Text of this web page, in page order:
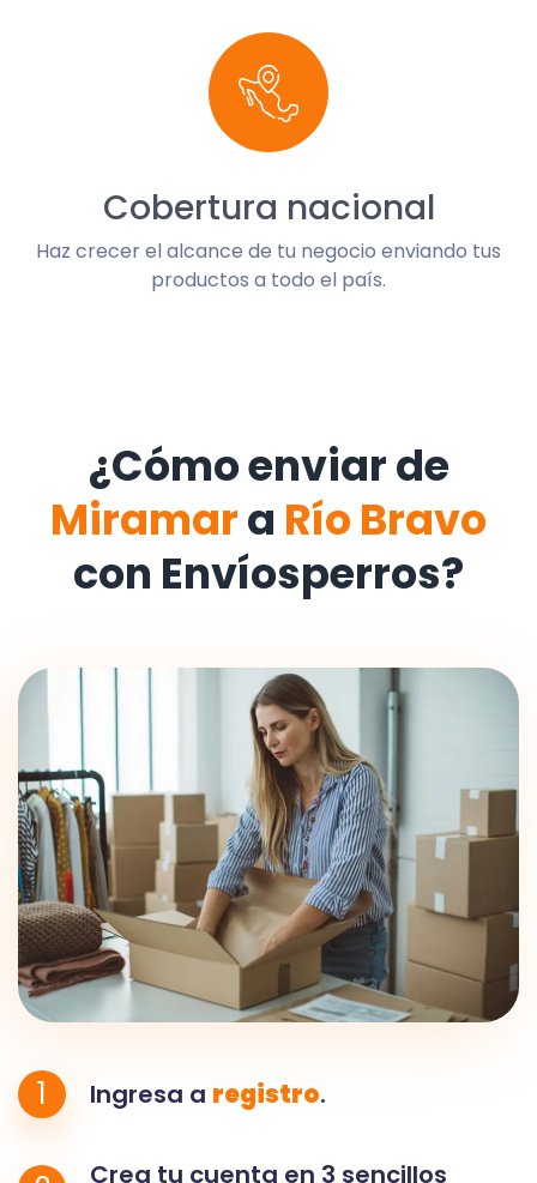
Cobertura nacional
Haz crecer el alcance de tu negocio enviando tus
productos a todo el país.
¿Cómo enviar de
Miramara Río Bravo
con Envíosperros?
1 Ingresa a registro.
Crea tu cuenta en 3 sencillos